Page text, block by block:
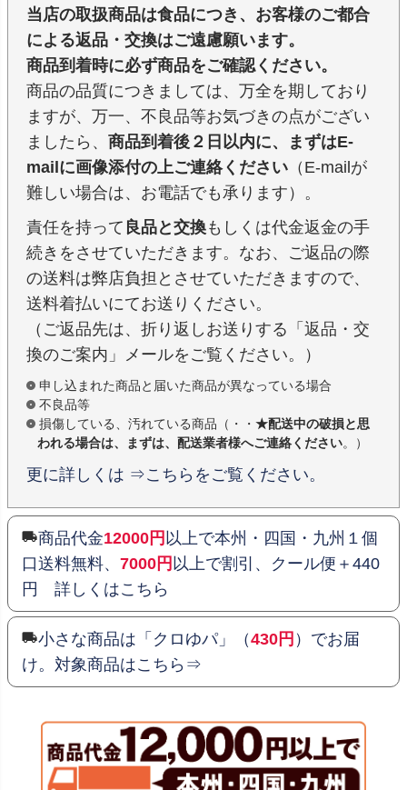
当店の取扱商品は食品につき、お客様のご都合
による返品・交換はご遠慮願います。
商品到着時に必ず商品をご確認ください。
商品の品質につきましては、万全を期しており
ますが、万一、不良品等お気づきの点がござい
ましたら、 商品到着後２日以内に、まずはE-
mailに画像添付の上ご連絡ください （E-mailが
難しい場合は、お電話でも承ります）。
責任を持って 良品と交換もしくは代金返金の手
続きをさせていただきます。なお、ご返品の際
の送料は弊店負担とさせていただきますので、
送料着払いにてお送りください。
（ご返品先は、折り返しお送りする「返品・交
換のご案内」メールをご覧ください。）
申し込まれた商品と届いた商品が異なっている場合
不良品等
損傷している、汚れている商品（・・ ★配送中の破損と思
われる場合は、まずは、配送業者様へご連絡ください。）
更に詳しくは ⇒こちらをご覧ください。
商品代金12000円 以上で本州・四国・九州１個
口送料無料、 7000円 以上で割引、クール便＋440
円 詳しくはこちら
小さな商品は「クロゆパ」（430円 ）でお届
け。対象商品はこちら⇒